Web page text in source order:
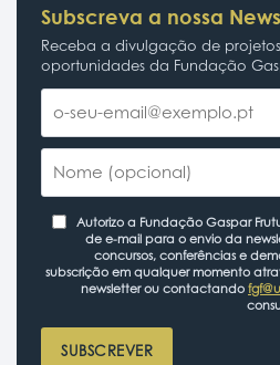
Subscreva a nossa
Receba a divulgação de
oportunidades da Fundação
Autorizo a Fundação Gaspar
de e-mail para o envio da
concursos, conferências e
subscrição em qualquer momento
newsletter ou contactando
SUBSCREVER